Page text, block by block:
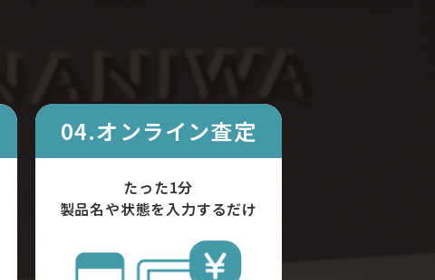
04.オンライン査定
たった1分
製品名や状態を入力するだけ